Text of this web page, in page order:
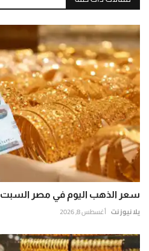
سعر الذهب اليوم في مصر السبت 8 أغسطس 2026
يلا نيوز نت أغسطس 8, 2026